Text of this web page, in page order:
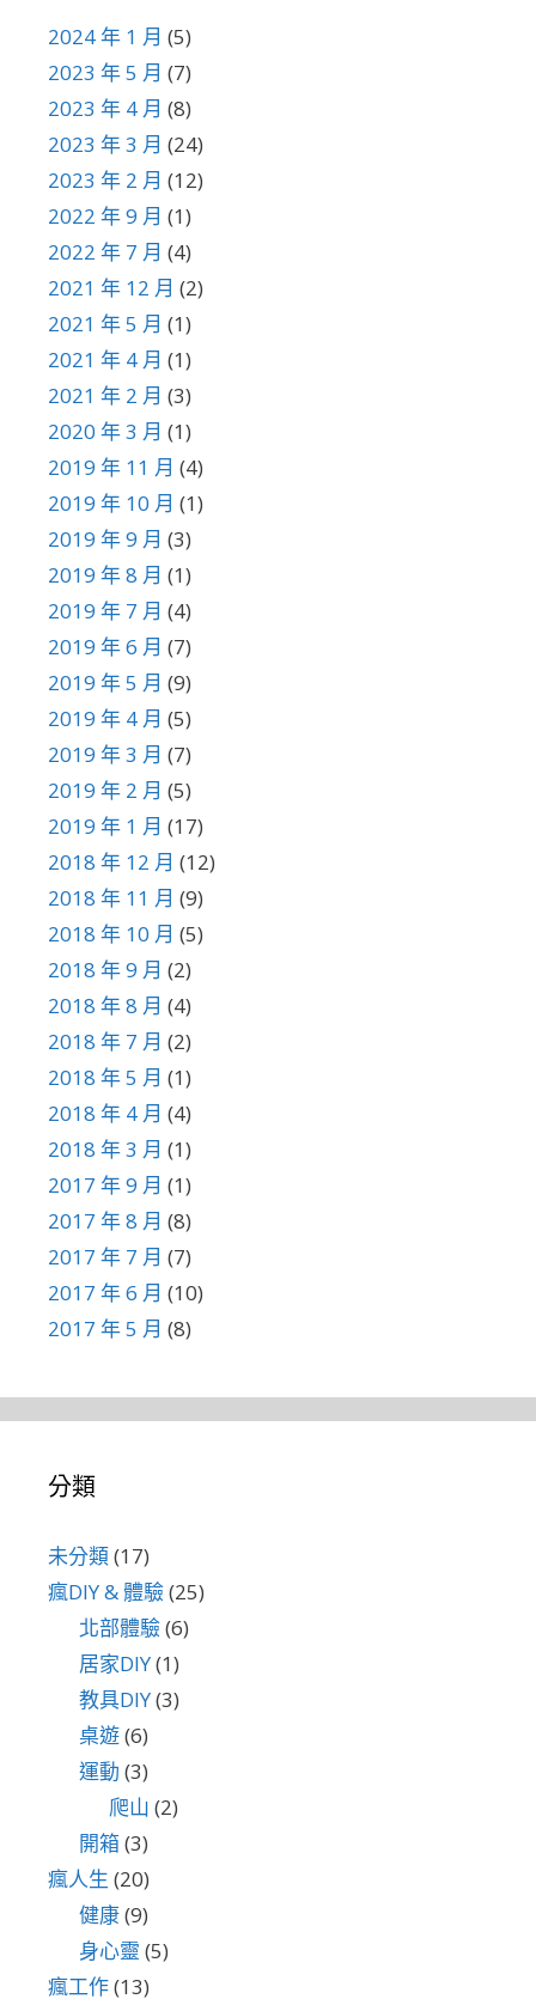
2024 年 1 月 (5)
2023 年 5 月 (7)
2023 年 4 月 (8)
2023 年 3 月 (24)
2023 年 2 月 (12)
2022 年 9 月 (1)
2022 年 7 月 (4)
2021 年 12 月 (2)
2021 年 5 月 (1)
2021 年 4 月 (1)
2021 年 2 月 (3)
2020 年 3 月 (1)
2019 年 11 月 (4)
2019 年 10 月 (1)
2019 年 9 月 (3)
2019 年 8 月 (1)
2019 年 7 月 (4)
2019 年 6 月 (7)
2019 年 5 月 (9)
2019 年 4 月 (5)
2019 年 3 月 (7)
2019 年 2 月 (5)
2019 年 1 月 (17)
2018 年 12 月 (12)
2018 年 11 月 (9)
2018 年 10 月 (5)
2018 年 9 月 (2)
2018 年 8 月 (4)
2018 年 7 月 (2)
2018 年 5 月 (1)
2018 年 4 月 (4)
2018 年 3 月 (1)
2017 年 9 月 (1)
2017 年 8 月 (8)
2017 年 7 月 (7)
2017 年 6 月 (10)
2017 年 5 月 (8)
分類
未分類(17)
瘋DIY & 體驗(25)
北部體驗(6)
居家DIY(1)
教具DIY(3)
桌遊(6)
運動 (3)
爬山 (2)
開箱(3)
瘋人生 (20)
健康(9)
身心靈 (5)
瘋工作(13)